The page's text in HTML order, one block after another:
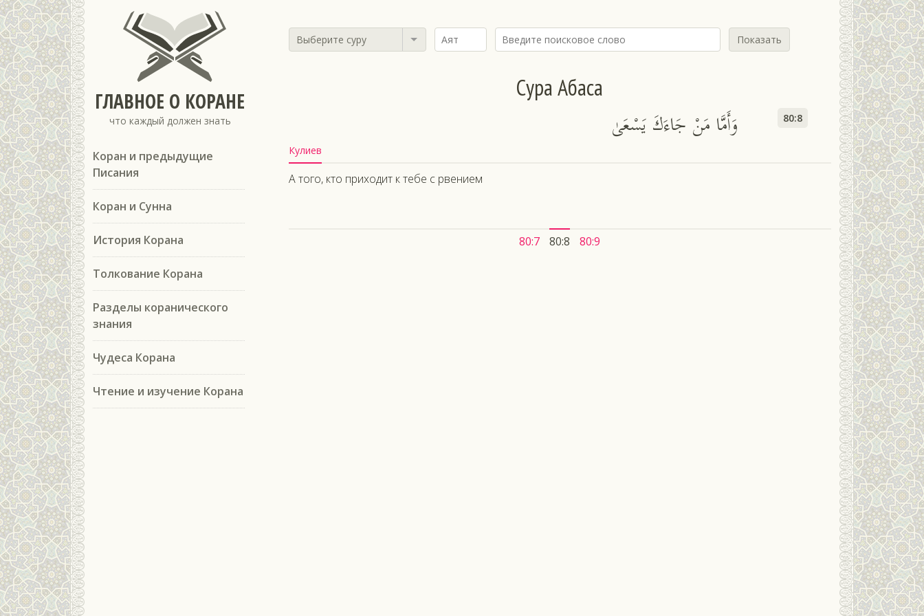
ГЛАВНОЕ О КОРАНЕ
что каждый должен знать
Коран и предыдущие
Писания
Коран и Сунна
История Корана
Толкование Корана
Разделы коранического
знания
Чудеса Корана
Чтение и изучение Корана
Выберите суру Показать
Сура Абаса
وَأَمَّا مَنْ جَاءَكَ يَسْعَىٰ 80:8
Кулиев
А того, кто приходит к тебе с рвением
80:7 80:8 80:9